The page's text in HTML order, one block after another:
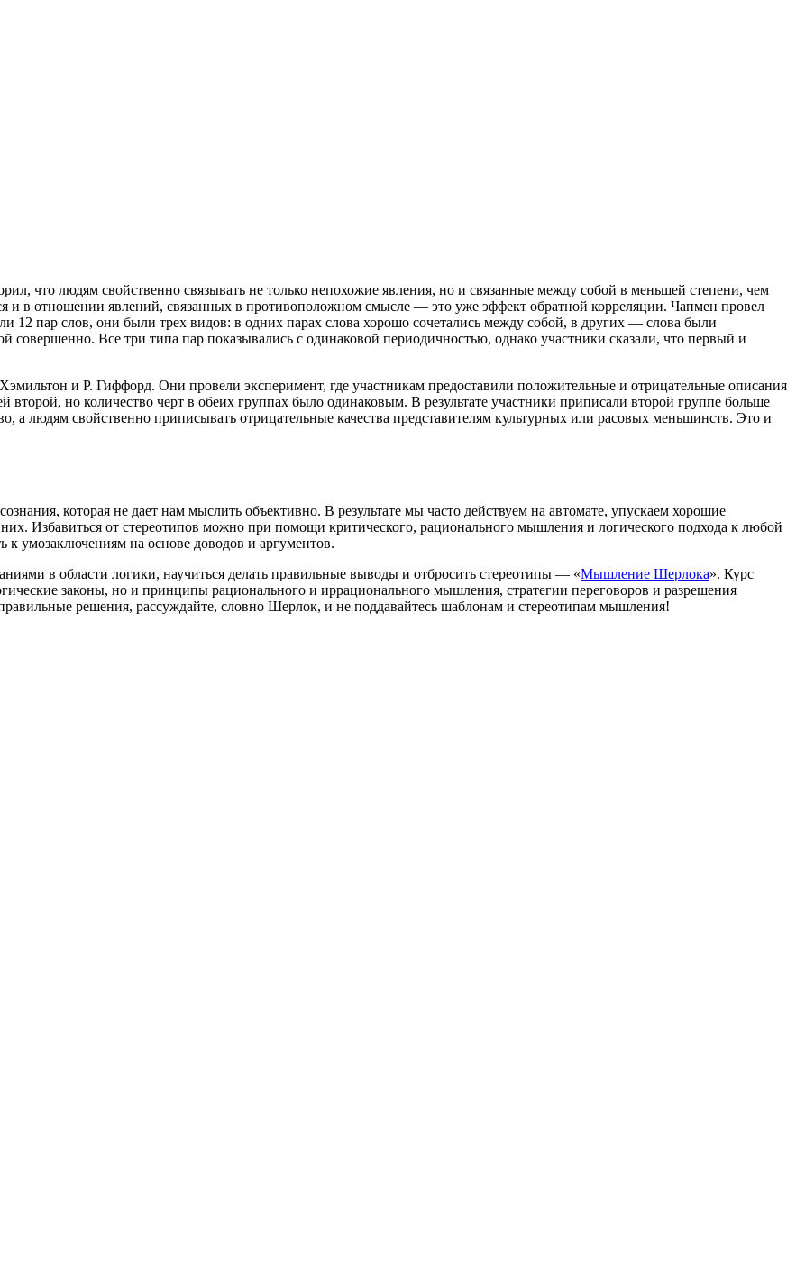
что людям свойственно связывать не только непохожие явления, но и связанные между собой в меньшей степени, чем
и в отношении явлений, связанных в противоположном смысле — это уже эффект обратной корреляции. Чапмен провел
12 пар слов, они были трех видов: в одних парах слова хорошо сочетались между собой, в других — слова были
совершенно. Все три типа пар показывались с одинаковой периодичностью, однако участники сказали, что первый и
и Р. Гиффорд. Они провели эксперимент, где участникам предоставили положительные и отрицательные описания
но количество черт в обеих группах было одинаковым. В результате участники приписали второй группе больше
а людям свойственно приписывать отрицательные качества представителям культурных или расовых меньшинств. Это и
которая не дает нам мыслить объективно. В результате мы часто действуем на автомате, упускаем хорошие
Избавиться от стереотипов можно при помощи критического, рационального мышления и логического подхода к любой
умозаключениям на основе доводов и аргументов.
в области логики, научиться делать правильные выводы и отбросить стереотипы — «Мышление Шерлока». Курс
законы, но и принципы рационального и иррационального мышления, стратегии переговоров и разрешения
решения, рассуждайте, словно Шерлок, и не поддавайтесь шаблонам и стереотипам мышления!